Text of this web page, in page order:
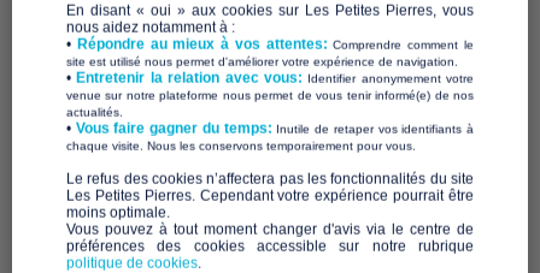
Améliorer le cadre de vie et le confort
En disant « oui » aux cookies sur Les Petites Pierres, vous
nous aidez notamment à :
• Répondre au mieux à vos attentes:Comprendre comment le
site est utilisé nous permet d'améliorer votre expérience de navigation.
•Entretenir la relation avec vous: Identifier anonymement votre
venue sur notre plateforme nous permet de vous tenir informé(e) de nos
actualités.
​• Vous faire gagner du temps: Inutile de retaper vos identifiants à
chaque visite. Nous les conservons temporairement pour vous.
​Le refus des cookies n’affectera pas les fonctionnalités du site
Les Petites Pierres. Cependant votre expérience pourrait être
moins optimale.​
Vous pouvez à tout moment changer d'avis via le centre de
préférences des cookies accessible sur notre rubrique
politique de cookies.